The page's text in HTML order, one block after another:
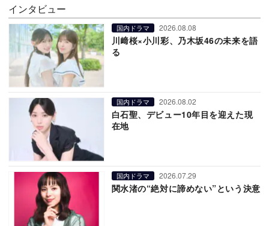
インタビュー
国内ドラマ 2026.08.08
川﨑桜×小川彩、乃木坂46の未来を語
る
国内ドラマ 2026.08.02
白石聖、デビュー10年目を迎えた現
在地
国内ドラマ 2026.07.29
関水渚の“絶対に諦めない”という決意